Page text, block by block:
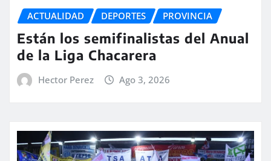
ACTUALIDAD DEPORTES PROVINCIA
Están los semifinalistas del Anual
de la Liga Chacarera
Hector Perez Ago 3, 2026